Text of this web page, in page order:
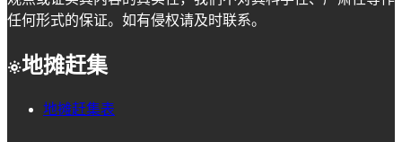
任何形式的保证。如有侵权请及时联系。
地摊赶集
地摊赶集表